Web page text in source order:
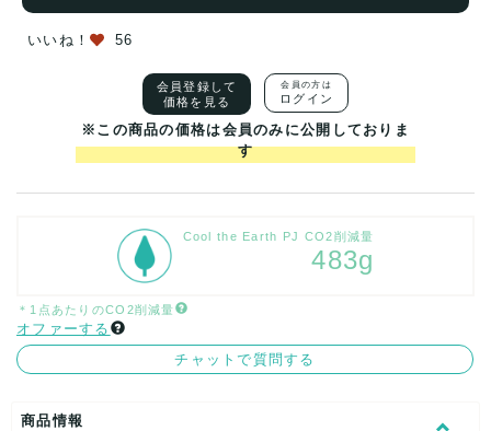
いいね！ 56
会員登録して
価格を見る
会員の方は
ログイン
※この商品の価格は会員のみに公開しておりま
す
Cool the Earth PJ CO2削減量
483g
＊1点あたりのCO2削減量
オファーする
チャットで質問する
商品情報